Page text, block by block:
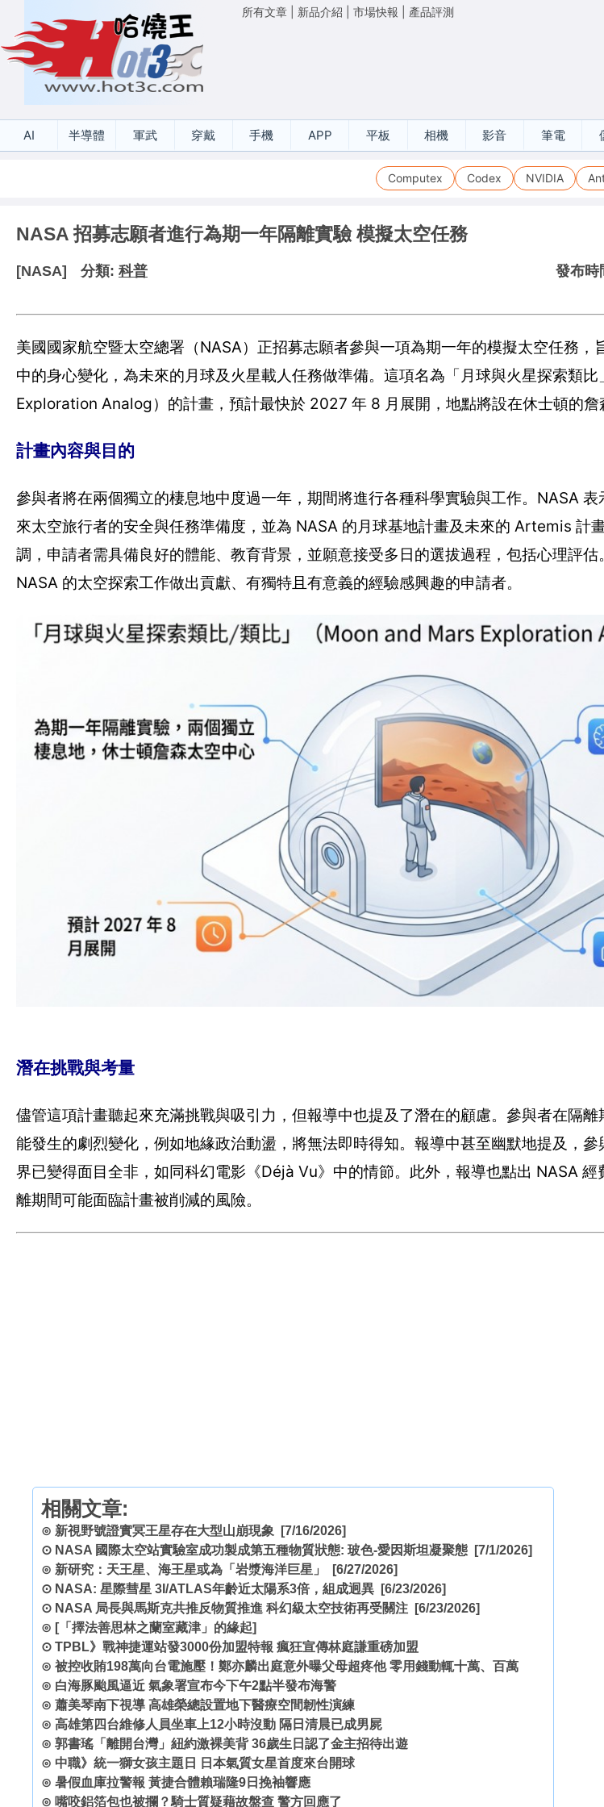
所有文章 新品介紹 市場快報 產品評測
AI 半導體 軍武 穿戴 手機 APP 平板 相機 影音 筆電
Computex Codex NVIDIA
NASA 招募志願者進行為期一年隔離實驗 模擬太空任務
[NASA] 分類: 科普 發布時
美國國家航空暨太空總署（NASA）正招募志願者參與一項為期一年的模擬太空任務，
中的身心變化，為未來的月球及火星載人任務做準備。這項名為「月球與火星探索類
Exploration Analog）的計畫，預計最快於 2027 年 8 月展開，地點將設在休士頓的詹
計畫內容與目的
參與者將在兩個獨立的棲息地中度過一年，期間將進行各種科學實驗與工作。NASA
來太空旅行者的安全與任務準備度，並為 NASA 的月球基地計畫及未來的 Artemis 計
調，申請者需具備良好的體能、教育背景，並願意接受多日的選拔過程，包括心理評
NASA 的太空探索工作做出貢獻、有獨特且有意義的經驗感興趣的申請者。
潛在挑戰與考量
儘管這項計畫聽起來充滿挑戰與吸引力，但報導中也提及了潛在的顧慮。參與者在隔
能發生的劇烈變化，例如地緣政治動盪，將無法即時得知。報導中甚至幽默地提及，
界已變得面目全非，如同科幻電影《Déjà Vu》中的情節。此外，報導也點出 NASA
離期間可能面臨計畫被削減的風險。
相關文章:
⊙ 新視野號證實冥王星存在大型山崩現象
[7/16/2026]
⊙ NASA 國際太空站實驗室成功製成第五種物質狀態: 玻色-愛因斯坦凝聚態 [7/1/2026]
⊙ 新研究：天王星、海王星或為「岩漿海洋巨星」
[6/27/2026]
⊙ NASA: 星際彗星 3I/ATLAS年齡近太陽系3倍，組成迥異 [6/23/2026]
⊙ NASA 局長與馬斯克共推反物質推進 科幻級太空技術再受關注 [6/23/2026]
⊙ [「擇法善思林之蘭室藏津」的緣起]
⊙ TPBL》戰神捷運站發3000份加盟特報 瘋狂宣傳林庭謙重磅加盟
⊙ 被控收賄198萬向台電施壓！鄭亦麟出庭意外曝父母超疼他 零用錢動輒十萬、百萬
⊙ 白海豚颱風逼近 氣象署宣布今下午2點半發布海警
⊙ 蕭美琴南下視導 高雄榮總設置地下醫療空間韌性演練
⊙ 高雄第四台維修人員坐車上12小時沒動 隔日清晨已成男屍
⊙ 郭書瑤「離開台灣」紐約激裸美背 36歲生日認了金主招待出遊
⊙ 中職》統一獅女孩主題日 日本氣質女星首度來台開球
⊙ 暑假血庫拉警報 黃捷合體賴瑞隆9日挽袖響應
⊙ 嘴咬鋁箔包也被攔？騎士質疑藉故盤查 警方回應了